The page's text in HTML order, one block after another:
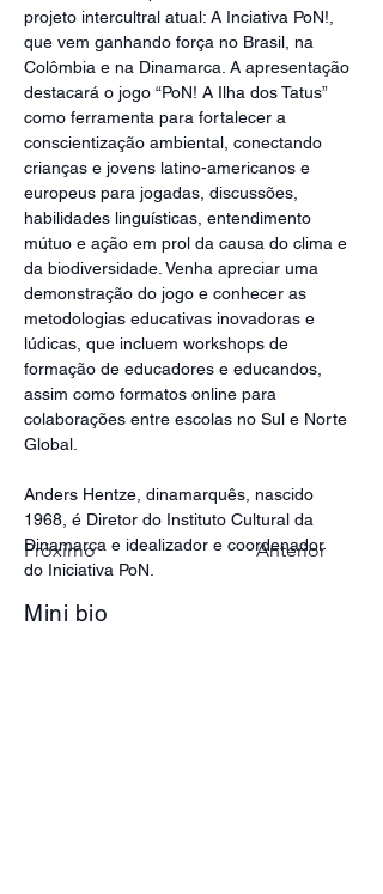
Próximo Anterior
projeto intercultral atual: A Inciativa PoN!,
que vem ganhando força no Brasil, na
Colômbia e na Dinamarca. A apresentação
destacará o jogo “PoN! A Ilha dos Tatus”
como ferramenta para fortalecer a
conscientização ambiental, conectando
crianças e jovens latino-americanos e
europeus para jogadas, discussões,
habilidades linguísticas, entendimento
mútuo e ação em prol da causa do clima e
da biodiversidade. Venha apreciar uma
demonstração do jogo e conhecer as
metodologias educativas inovadoras e
lúdicas, que incluem workshops de
formação de educadores e educandos,
assim como formatos online para
colaborações entre escolas no Sul e Norte
Global.
Anders Hentze, dinamarquês, nascido
1968, é Diretor do Instituto Cultural da
Dinamarca e idealizador e coordenador
do Iniciativa PoN.
Mini bio